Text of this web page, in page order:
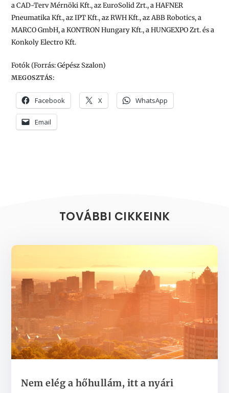
a CAD-Terv Mérnöki Kft., az EuroSolid Zrt., a HAFNER
Pneumatika Kft., az IPT Kft., az RWH Kft., az ABB Robotics, a
MARCO GmbH, a KONTRON Hungary Kft., a HUNGEXPO Zrt. és a
Konkoly Electro Kft.
Fotók (Forrás: Gépész Szalon)
MEGOSZTÁS:
Facebook X WhatsApp
Email
TOVÁBBI CIKKEINK
Nem elég a hőhullám, itt a nyári